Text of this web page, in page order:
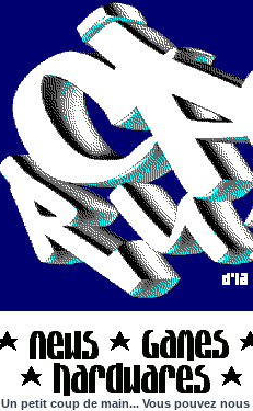
Un petit coup de main... Vous pouvez